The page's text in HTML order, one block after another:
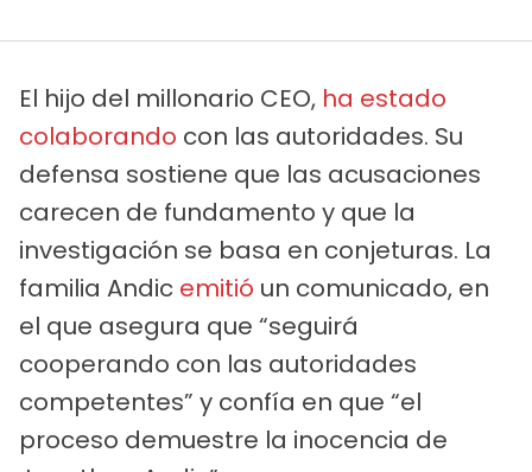
El hijo del millonario CEO, ha estado
colaborando con las autoridades. Su
defensa sostiene que las acusaciones
carecen de fundamento y que la
investigación se basa en conjeturas. La
familia Andic emitió un comunicado, en
el que asegura que “seguirá
cooperando con las autoridades
competentes” y confía en que “el
proceso demuestre la inocencia de